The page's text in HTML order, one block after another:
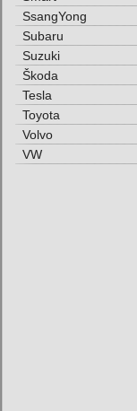
SsangYong
Subaru
Suzuki
Škoda
Tesla
Toyota
Volvo
VW